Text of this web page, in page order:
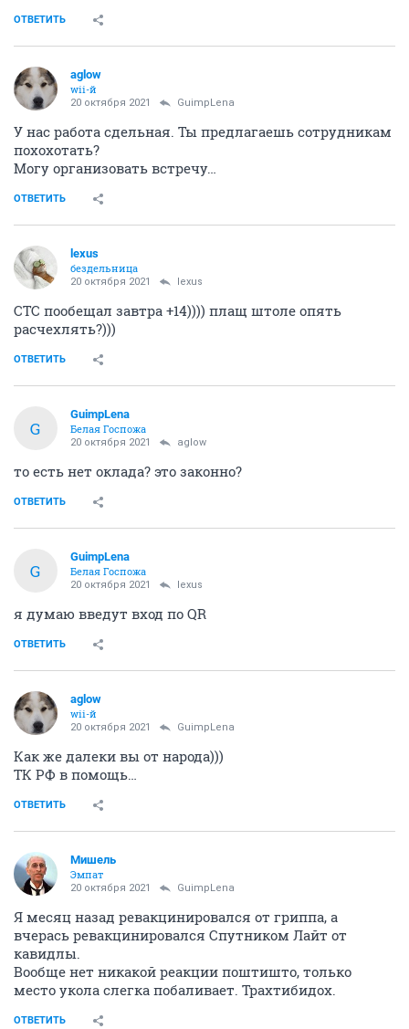
ОТВЕТИТЬ
aglow
wii-й
20 октября 2021 GuimpLena
У нас работа сдельная. Ты предлагаешь сотрудникам
похохотать?
Могу организовать встречу…
ОТВЕТИТЬ
lexus
бездельница
20 октября 2021 lexus
СТС пообещал завтра +14)))) плащ штоле опять
расчехлять?)))
ОТВЕТИТЬ
G
GuimpLena
Белая Госпожа
20 октября 2021 aglow
то есть нет оклада? это законно?
ОТВЕТИТЬ
G
GuimpLena
Белая Госпожа
20 октября 2021 lexus
я думаю введут вход по QR
ОТВЕТИТЬ
aglow
wii-й
20 октября 2021 GuimpLena
Как же далеки вы от народа)))
ТК РФ в помощь…
ОТВЕТИТЬ
Мишель
Эмпат
20 октября 2021 GuimpLena
Я месяц назад ревакцинировался от гриппа, а
вчерась ревакцинировался Спутником Лайт от
кавидлы.
Вообще нет никакой реакции поштишто, только
место укола слегка побаливает. Трахтибидох.
ОТВЕТИТЬ